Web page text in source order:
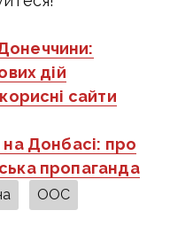
дій
сайти
Донбасі: про
пропаганда
ООС